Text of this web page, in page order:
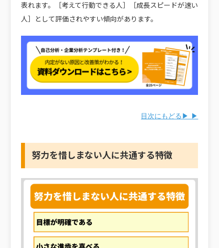
表れます。［考えて行動できる人］［成長スピードが速い
人］として評価されやすい傾向があります。
目次にもどる▶ ▶
努力を惜しまない人に共通する特徴